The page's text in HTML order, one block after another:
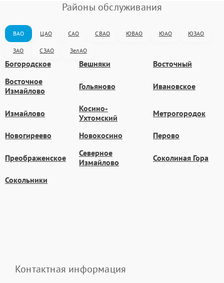
Районы обслуживания
ВАО ЦАО САО СВАО ЮВАО ЮАО ЮЗАО
ЗАО СЗАО ЗелАО
Богородское Вешняки
Восточный
Восточное
Измайлово
Гольяново Ивановское
Измайлово
Косино-
Ухтомский
Метрогородок
Новогиреево Новокосино Перово
Преображенское
Северное
Измайлово
Соколиная Гора
Сокольники
Контактная информация